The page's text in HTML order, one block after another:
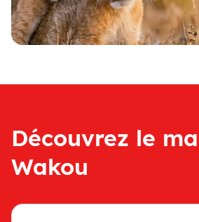
Découvrez le
Wakou